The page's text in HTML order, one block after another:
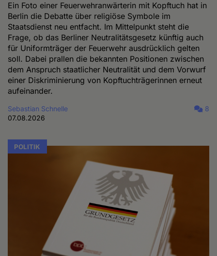
Ein Foto einer Feuerwehranwärterin mit Kopftuch hat in
Berlin die Debatte über religiöse Symbole im
Staatsdienst neu entfacht. Im Mittelpunkt steht die
Frage, ob das Berliner Neutralitätsgesetz künftig auch
für Uniformträger der Feuerwehr ausdrücklich gelten
soll. Dabei prallen die bekannten Positionen zwischen
dem Anspruch staatlicher Neutralität und dem Vorwurf
einer Diskriminierung von Kopftuchträgerinnen erneut
aufeinander.
Sebastian Schnelle
07.08.2026
8
POLITIK